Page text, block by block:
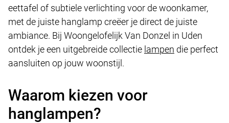
eettafel of subtiele verlichting voor de woonkamer,
met de juiste hanglamp creëer je direct de juiste
ambiance. Bij Woongelofelijk Van Donzel in Uden
ontdek je een uitgebreide collectie lampen die perfect
aansluiten op jouw woonstijl.
Waarom kiezen voor
hanglampen?